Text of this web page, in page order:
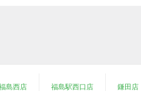
島西店 福島駅西口店 鎌田店